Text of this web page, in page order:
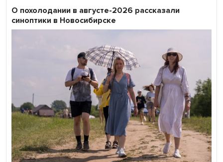
О похолодании в августе-2026 рассказали
синоптики в Новосибирске